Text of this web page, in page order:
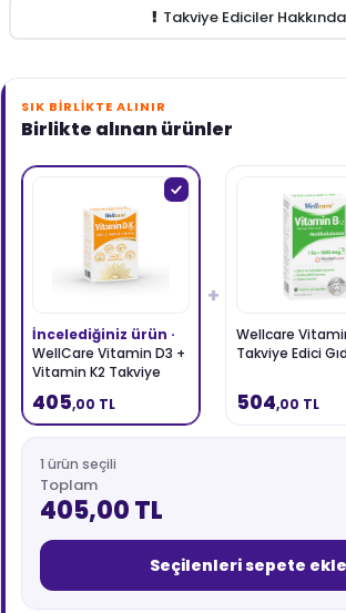
Takviye Ediciler Hakkında
SIK BIRLIKTE ALINIR
Birlikte alınan ürünler
İncelediğiniz ürün ·
WellCare Vitamin D3 +
Vitamin K2 Takviye
Edici Gıda 30 ml
405,00 TL
+
Wellcare
Takviye Edici
504,00 TL
1 ürün seçili
Toplam
405,00 TL
Seçilenleri sepete ekle